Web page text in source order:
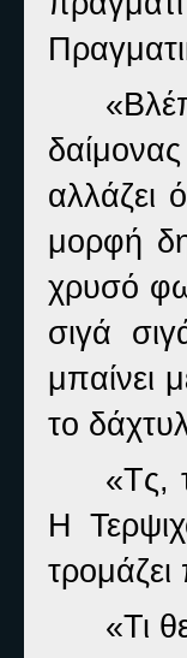
αλλάζει
μορφή
χρυσό
σιγά
μπαίνει
το
«Τς,
Η
«Τι